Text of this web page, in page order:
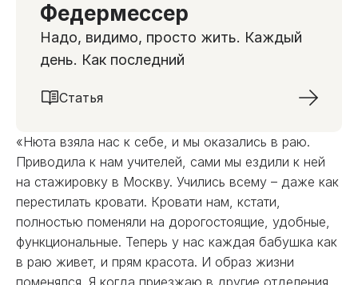
Федермессер
Надо, видимо, просто жить. Каждый
день. Как последний
Статья
«Нюта взяла нас к себе, и мы оказались в раю.
Приводила к нам учителей, сами мы ездили к ней
на стажировку в Москву. Учились всему – даже как
перестилать кровати. Кровати нам, кстати,
полностью поменяли на дорогостоящие, удобные,
функциональные. Теперь у нас каждая бабушка как
в раю живет, и прям красота. И образ жизни
поменялся. Я когда приезжаю в другие отделения